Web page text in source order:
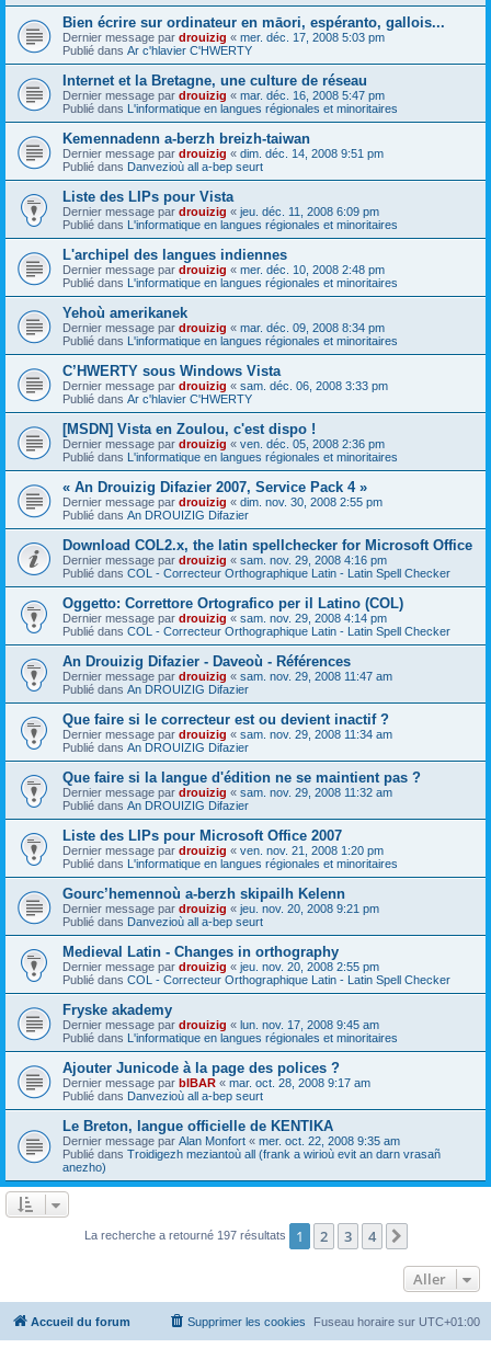
Bien écrire sur ordinateur en māori, espéranto, gallois...
Dernier message par drouizig « mer. déc. 17, 2008 5:03 pm
Publié dans Ar c'hlavier C'HWERTY
Internet et la Bretagne, une culture de réseau
Dernier message par drouizig « mar. déc. 16, 2008 5:47 pm
Publié dans L'informatique en langues régionales et minoritaires
Kemennadenn a-berzh breizh-taiwan
Dernier message par drouizig « dim. déc. 14, 2008 9:51 pm
Publié dans Danvezioù all a-bep seurt
Liste des LIPs pour Vista
Dernier message par drouizig « jeu. déc. 11, 2008 6:09 pm
Publié dans L'informatique en langues régionales et minoritaires
L'archipel des langues indiennes
Dernier message par drouizig « mer. déc. 10, 2008 2:48 pm
Publié dans L'informatique en langues régionales et minoritaires
Yehoù amerikanek
Dernier message par drouizig « mar. déc. 09, 2008 8:34 pm
Publié dans L'informatique en langues régionales et minoritaires
C’HWERTY sous Windows Vista
Dernier message par drouizig « sam. déc. 06, 2008 3:33 pm
Publié dans Ar c'hlavier C'HWERTY
[MSDN] Vista en Zoulou, c'est dispo !
Dernier message par drouizig « ven. déc. 05, 2008 2:36 pm
Publié dans L'informatique en langues régionales et minoritaires
« An Drouizig Difazier 2007, Service Pack 4 »
Dernier message par drouizig « dim. nov. 30, 2008 2:55 pm
Publié dans An DROUIZIG Difazier
Download COL2.x, the latin spellchecker for Microsoft Office
Dernier message par drouizig « sam. nov. 29, 2008 4:16 pm
Publié dans COL - Correcteur Orthographique Latin - Latin Spell Checker
Oggetto: Correttore Ortografico per il Latino (COL)
Dernier message par drouizig « sam. nov. 29, 2008 4:14 pm
Publié dans COL - Correcteur Orthographique Latin - Latin Spell Checker
An Drouizig Difazier - Daveoù - Références
Dernier message par drouizig « sam. nov. 29, 2008 11:47 am
Publié dans An DROUIZIG Difazier
Que faire si le correcteur est ou devient inactif ?
Dernier message par drouizig « sam. nov. 29, 2008 11:34 am
Publié dans An DROUIZIG Difazier
Que faire si la langue d'édition ne se maintient pas ?
Dernier message par drouizig « sam. nov. 29, 2008 11:32 am
Publié dans An DROUIZIG Difazier
Liste des LIPs pour Microsoft Office 2007
Dernier message par drouizig « ven. nov. 21, 2008 1:20 pm
Publié dans L'informatique en langues régionales et minoritaires
Gourc’hemennoù a-berzh skipailh Kelenn
Dernier message par drouizig « jeu. nov. 20, 2008 9:21 pm
Publié dans Danvezioù all a-bep seurt
Medieval Latin - Changes in orthography
Dernier message par drouizig « jeu. nov. 20, 2008 2:55 pm
Publié dans COL - Correcteur Orthographique Latin - Latin Spell Checker
Fryske akademy
Dernier message par drouizig « lun. nov. 17, 2008 9:45 am
Publié dans L'informatique en langues régionales et minoritaires
Ajouter Junicode à la page des polices ?
Dernier message par bIBAR « mar. oct. 28, 2008 9:17 am
Publié dans Danvezioù all a-bep seurt
Le Breton, langue officielle de KENTIKA
Dernier message par Alan Monfort « mer. oct. 22, 2008 9:35 am
Publié dans Troidigezh meziantoù all (frank a wirioù evit an darn vrasañ
anezho)
La recherche a retourné 197 résultats 1 2 3 4
Aller
Accueil du forum Fuseau horaire sur UTC+01:00
Supprimer les cookies